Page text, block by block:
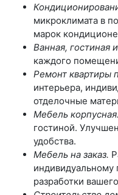
микроклимата в
марок
Ванная, гостиная
каждого
Ремонт квартиры
интерьера,
отделочные
Мебель корпусная.
гостиной.
удобства.
Мебель на заказ.
разработки